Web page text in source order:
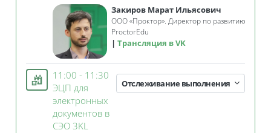
Закиров Марат Ильясович
ООО «Проктор». Директор по развитию
ProctorEdu
Трансляция в VK
11:00 - 11:30
ЭЦП для
электронных
документов в
СЭО 3KL
Отслеживание выполнения